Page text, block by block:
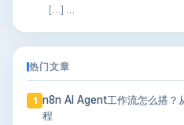
[…] …
热门文章
1 n8n AI Agent工作流怎么搭？
程